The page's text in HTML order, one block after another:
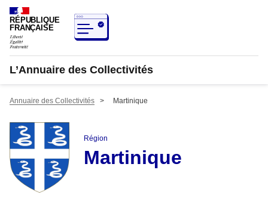
RÉPUBLIQUE
FRANÇAISE
L’Annuaire des Collectivités
Annuaire des Collectivités > Martinique
Région
Martinique